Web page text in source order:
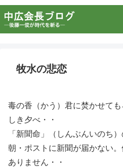
牧水の悲恋
毒の香（かう）君に焚かせて
しき夕べ・・
「新聞命」（しんぶんいのち）
朝・ポストに新聞が届かない
ありません・・